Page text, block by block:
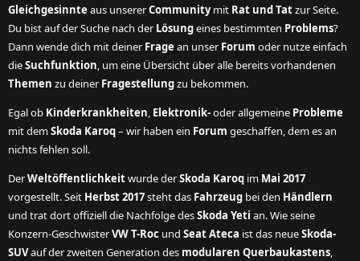
Gleichgesinnte aus unsererCommunitymit Rat und Tatzur Seite.
Du bist auf der Suche nach der Lösungeines bestimmten Problems?
Dann wende dich mit deiner Frage an unser Forum oder nutze einfach
dieSuchfunktion, um eine Übersicht über alle bereits vorhandenen
Themen zu deiner Fragestellungzu bekommen.
Egal ob Kinderkrankheiten, Elektronik-oder allgemeine Probleme
mit demSkoda Karoq– wir haben ein Forum geschaffen, dem es an
nichts fehlen soll.
DerWeltöffentlichkeitwurde derSkoda Karoq im Mai 2017
vorgestellt. Seit Herbst 2017steht das Fahrzeug bei den Händlern
und trat dort offiziell die Nachfolge desSkoda Yeti an. Wie seine
Konzern-GeschwisterVW T-Roc und Seat Ateca ist das neueSkoda-
SUVauf der zweiten Generation des modularen Querbaukastens,